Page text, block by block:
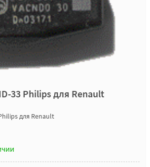
33 Philips для Renault
для Renault